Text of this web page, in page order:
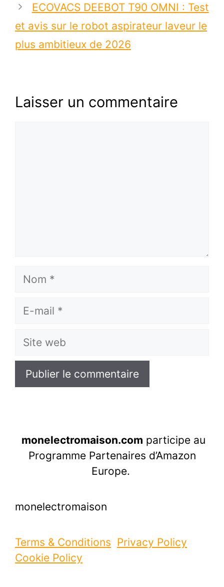
ECOVACS DEEBOT T90 OMNI : Test
et avis sur le robot aspirateur laveur le
plus ambitieux de 2026
Laisser un commentaire
Nom
E-
Site
monelectromaison.com participe au
Programme Partenaires d’Amazon
Europe.
monelectromaison
Terms & Conditions Privacy Policy
Cookie Policy